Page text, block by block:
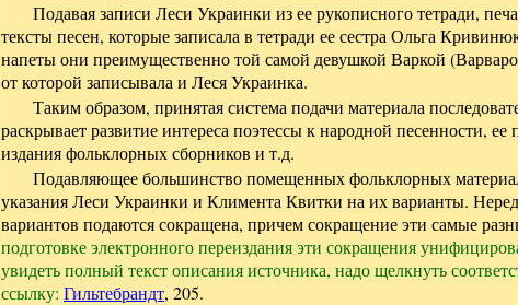
Подавая записи Леси Украинки из ее рукописного тетради,
тексты песен, которые записала в тетради ее сестра Ольга
напеты они преимущественно той самой девушкой Варкой
от которой записывала и Леся Украинка.
Таким образом, принятая система подачи материала
раскрывает развитие интереса поэтессы к народной песенности, ее
издания фольклорных сборников и т.д.
Подавляющее большинство помещенных фольклорных
указания Леси Украинки и Климента Квитки на их варианты.
вариантов подаются сокращена, причем сокращение эти самые
подготовке электронного переиздания эти сокращения
увидеть полный текст описания источника, надо щелкнуть
ссылку: Гильтебрандт, 205.